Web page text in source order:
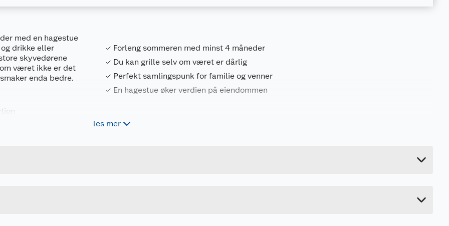
med en hagestue
drikke eller
skyvedørene
været ikke er det
enda bedre.
Forleng sommeren med minst 4 måneder
Du kan grille selv om været er dårlig
Perfekt samlingspunk for familie og venner
En hagestue øker verdien på eiendommen
les merForpakningsmål